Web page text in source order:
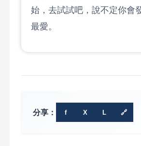
始，去試試吧，說不定你會
最愛。
分享： f X L 🔗